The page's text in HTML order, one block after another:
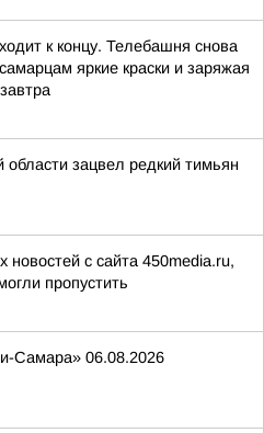
к концу. Телебашня снова
яркие краски и заряжая
области зацвел редкий тимьян
новостей с сайта 450media.ru,
пропустить
Самара» 06.08.2026